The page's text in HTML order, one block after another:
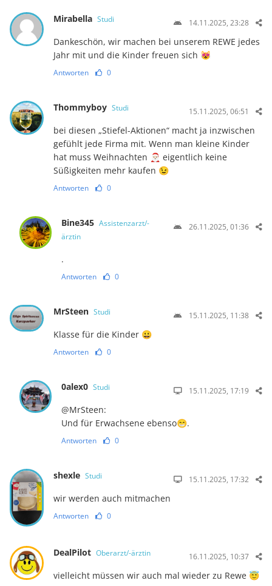
Mirabella Studi 14.11.2025, 23:28
Dankeschön, wir machen bei unserem REWE jedes
Jahr mit und die Kinder freuen sich 😻
Antworten 0
Thommyboy Studi 15.11.2025, 06:51
bei diesen „Stiefel-Aktionen“ macht ja inzwischen
gefühlt jede Firma mit. Wenn man kleine Kinder
hat muss Weihnachten 🎅🏻 eigentlich keine
Süßigkeiten mehr kaufen 😉
Antworten 0
Bine345 Assistenzarzt/-
ärztin
26.11.2025, 01:36
.
Antworten 0
MrSteen Studi 15.11.2025, 11:38
Klasse für die Kinder 😀
Antworten 0
0alex0 Studi 15.11.2025, 17:19
@MrSteen:
Und für Erwachsene ebenso😁.
Antworten 0
shexle Studi 15.11.2025, 17:32
wir werden auch mitmachen
Antworten 0
DealPilot Oberarzt/-ärztin 16.11.2025, 10:37
vielleicht müssen wir auch mal wieder zu Rewe 😇